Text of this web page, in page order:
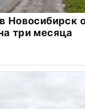
Новосибирск
три месяца